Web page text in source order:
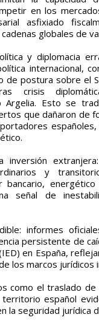
en los
asfixiado
globales de
y diplomacia
internacional,
de postura sobre el
crisis
Argelia. Esto se
que dañaron de
españoles,
inversión
y
bancario,
señal de
informes
persistente de
en España,
los marcos jurídicos
como el traslado
español
la seguridad jurídica